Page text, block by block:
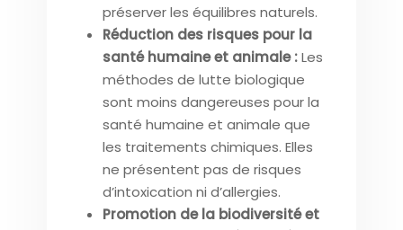
préserver les équilibres naturels.
Réduction des risques pour la
santé humaine et animale :Les
méthodes de lutte biologique
sont moins dangereuses pour la
santé humaine et animale que
les traitements chimiques. Elles
ne présentent pas de risques
d’intoxication ni d’allergies.
Promotion de la biodiversité et